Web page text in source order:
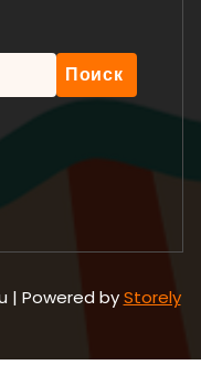
| Powered byStorely